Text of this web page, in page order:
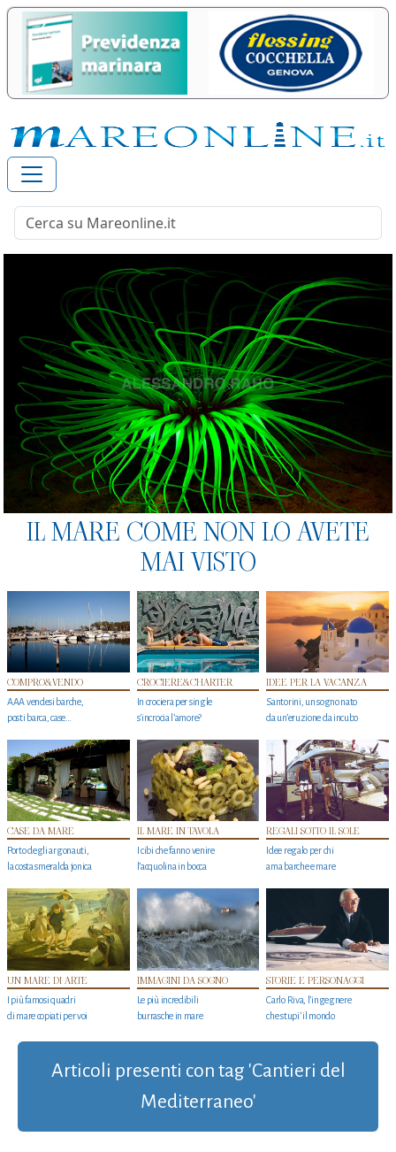
IL MARE COME NON LO AVETE
MAI VISTO
COMPRO&VENDO
AAA vendesi barche,
posti barca, case…
CROCIERE&CHARTER
In crociera per single
s'incrocia l’amore?
IDEE PER LA VACANZA
Santorini, un sogno nato
da un’eruzione da incubo
CASE DA MARE
Porto degli argonauti,
la costa smeralda jonica
IL MARE IN TAVOLA
I cibi che fanno venire
l’acquolina in bocca
REGALI SOTTO IL SOLE
Idee regalo per chi
ama barche e mare
UN MARE DI ARTE
I più famosi quadri
di mare copiati per voi
IMMAGINI DA SOGNO
Le più incredibili
burrasche in mare
STORIE E PERSONAGGI
Carlo Riva, l’ingegnere
che stupi' il mondo
Articoli presenti con tag 'Cantieri del
Mediterraneo'